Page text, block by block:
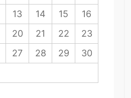
13 14 15
16
20 21 22
23
27 28 29
30